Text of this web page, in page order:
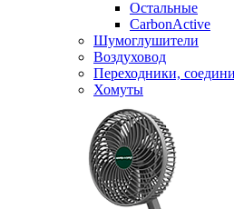
Остальные
CarbonActive
Шумоглушители
Воздуховод
Переходники,
Хомуты